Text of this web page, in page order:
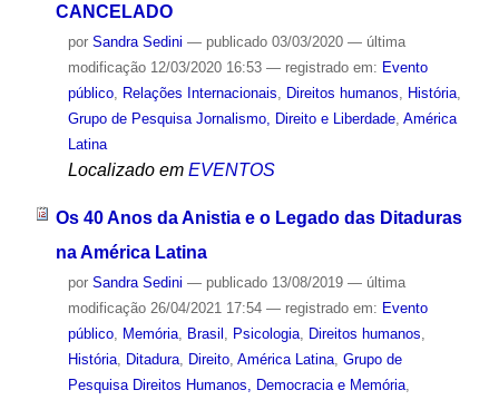
CANCELADO
por Sandra Sedini — publicado03/03/2020 — última
modificação12/03/2020 16:53 — registrado em: Evento
público, Relações Internacionais Direitos humanos História,
Grupo de Pesquisa Jornalismo, Direito e Liberdade, América
Latina
Localizado em EVENTOS
Os 40 Anos da Anistia e o Legado das Ditaduras
na América Latina
por Sandra Sedini — publicado13/08/2019 — última
modificação26/04/2021 17:54 — registrado em: Evento
público, Memória, Brasil Psicologia, Direitos humanos
História, Ditadura, Direito, América Latina, Grupo de
Pesquisa Direitos Humanos, Democracia e Memória,